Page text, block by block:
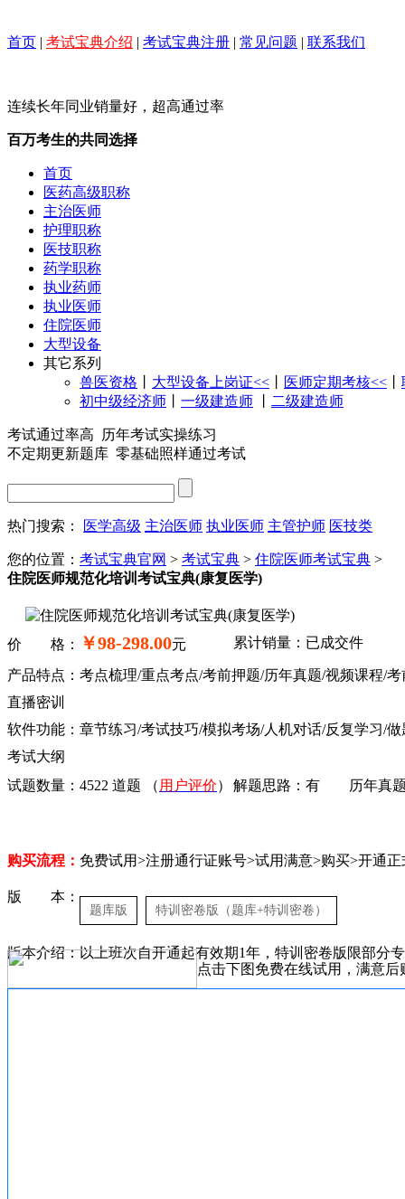
首页 | 考试宝典介绍 | 考试宝典注册 | 常见问题 | 联系我们
连续长年同业销量好，超高通过率
百万考生的共同选择
首页
医药高级职称
主治医师
护理职称
医技职称
药学职称
执业药师
执业医师
住院医师
大型设备
其它系列
兽医资格
大型设备上岗证<< 医师定期考核<<
初中级经济师
一级建造师 二级建造师
考试通过率高 历年考试实操练习
不定期更新题库 零基础照样通过考试
热门搜索： 医学高级 主治医师 执业医师 主管护师 医技类
您的位置： 考试宝典官网 > 考试宝典 > 住院医师考试宝典 >
住院医师规范化培训考试宝典(康复医学)
价 格： ￥98-298.00元 累计销量：已成交件
产品特点：考点梳理/重点考点/考前押题/历年真题/视频课程/考
直播密训
软件功能：章节练习/考试技巧/模拟考场/人机对话/反复学习/做
考试大纲
试题数量： 4522 道题 （ 用户评价） 解题思路： 有 历年真
购买流程： 免费试用>注册通行证账号>试用满意>购买>开通正
版 本：
题库版 特训密卷版（题库+特训密卷）
版本介绍：以上班次自开通起有效期1年，特训密卷版限部分
点击下图免费在线试用，满意后